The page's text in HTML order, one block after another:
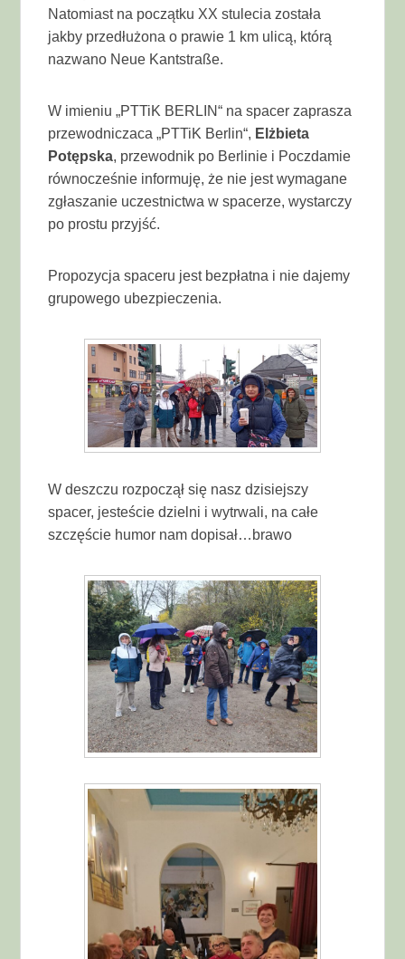
Natomiast na początku XX stulecia została
jakby przedłużona o prawie 1 km ulicą, którą
nazwano Neue Kantstraße.
W imieniu „PTTiK BERLIN“ na spacer zaprasza
przewodniczaca „PTTiK Berlin“, Elżbieta
Potępska, przewodnik po Berlinie i Poczdamie
równocześnie informuję, że nie jest wymagane
zgłaszanie uczestnictwa w spacerze, wystarczy
po prostu przyjść.
Propozycja spaceru jest bezpłatna i nie dajemy
grupowego ubezpieczenia.
W deszczu rozpoczął się nasz dzisiejszy
spacer, jesteście dzielni i wytrwali, na całe
szczęście humor nam dopisał…brawo